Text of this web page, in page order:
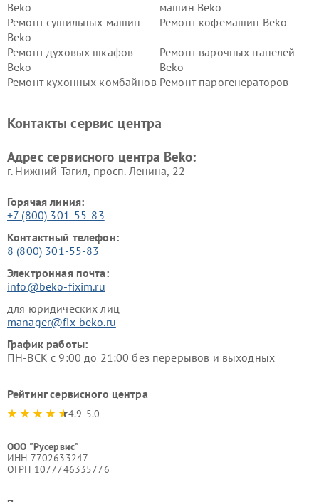
Beko
машин Beko
Ремонт сушильных машин
Beko
Ремонт кофемашин Beko
Ремонт духовых шкафов
Beko
Ремонт варочных панелей
Beko
Ремонт кухонных комбайнов Ремонт парогенераторов
Ремонт холодильников Beko Ремонт морозильных камер
Контакты сервис центра
Адрес сервисного центра Beko:
г. Нижний Тагил, просп. Ленина, 22
Горячая линия:
+7 (800) 301-55-83
Контактный телефон:
8 (800) 301-55-83
Электронная почта:
info@beko-fixim.ru
для юридических лиц
manager@fix-beko.ru
График работы:
ПН-ВСК с 9:00 до 21:00 без перерывов и выходных
Рейтинг сервисного центра
4.9-5.0
ООО "Русервис"
ИНН 7702633247
ОГРН 1077746335776